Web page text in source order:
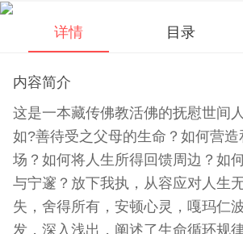
详情 目录
内容简介
这是一本藏传佛教活佛的抚慰世间
如?善待受之父母的生命？如何营
场？如何将人生所得回馈周边？如
与宁邃？放下我执，从容应对人生
失，舍得所有，安顿心灵，嘎玛仁
发，深入浅出，阐述了生命循环规